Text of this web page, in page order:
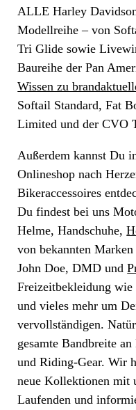
ALLE Harley
Modellreihe – von
Tri Glide sowie
Baureihe der Pan
Wissen zu
Softail Standard, Fat
Limited und der CVO
Außerdem kannst Du
Onlineshop nach
Bikeraccessoires
Du findest bei uns
Helme, Handschuhe,
von bekannten
John Doe, DMD und
Freizeitbekleidung
und vieles mehr um
vervollständigen.
gesamte Bandbreite
und Riding-Gear. Wir
neue Kollektionen mit
Laufenden und